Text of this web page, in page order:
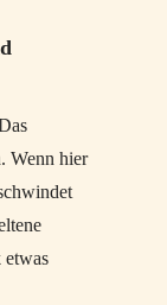
Wenn hier
etwas